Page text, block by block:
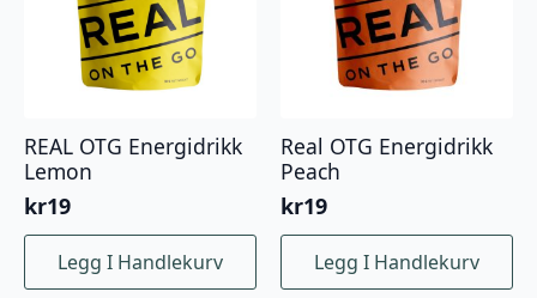
REAL OTG Energidrikk
Lemon
kr19
Legg I Handlekurv
Real OTG Energidrikk
Peach
kr19
Legg I Handlekurv